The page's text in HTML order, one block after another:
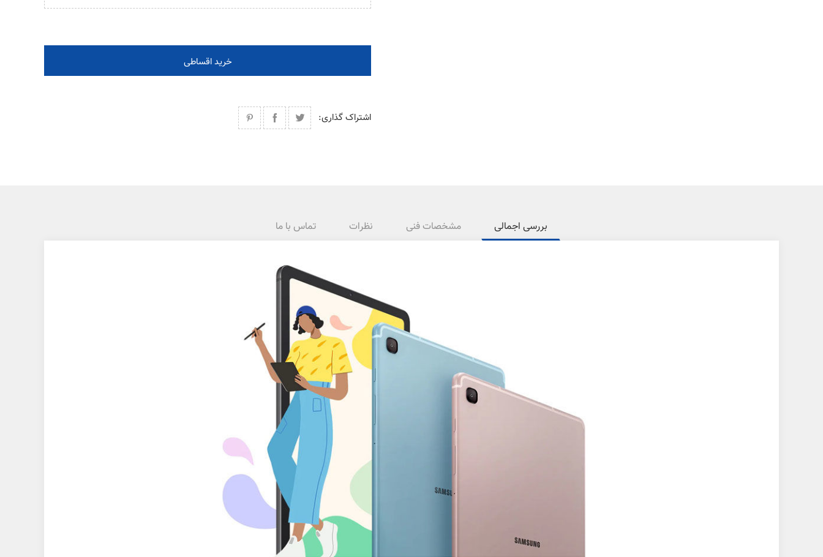
خرید اقساطی
اشتراک گذاری:
بررسی اجمالی مشخصات فنی نظرات تماس با ما